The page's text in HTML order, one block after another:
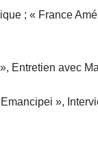
; « France
Entretien avec
»,